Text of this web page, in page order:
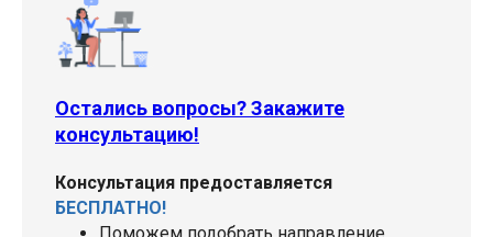
Остались вопросы? Закажите
консультацию!
Консультация предоставляется
БЕСПЛАТНО!